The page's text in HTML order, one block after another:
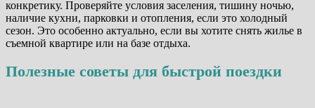
конкретику. Проверяйте условия заселения, тишину ночью,
наличие кухни, парковки и отопления, если это холодный
сезон. Это особенно актуально, если вы хотите снять жилье в
съемной квартире или на базе отдыха.
Полезные советы для быстрой поездки